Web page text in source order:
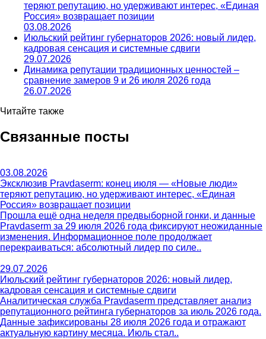
теряют репутацию, но удерживают интерес, «Единая
Россия» возвращает позиции
03.08.2026
Июльский рейтинг губернаторов 2026: новый лидер,
кадровая сенсация и системные сдвиги
29.07.2026
Динамика репутации традиционных ценностей –
сравнение замеров 9 и 26 июля 2026 года
26.07.2026
Читайте также
Связанные посты
03.08.2026
Эксклюзив Pravdaserm: конец июля — «Новые люди»
теряют репутацию, но удерживают интерес, «Единая
Россия» возвращает позиции
Прошла ещё одна неделя предвыборной гонки, и данные
Pravdaserm за 29 июля 2026 года фиксируют неожиданные
изменения. Информационное поле продолжает
перекраиваться: абсолютный лидер по силе..
29.07.2026
Июльский рейтинг губернаторов 2026: новый лидер,
кадровая сенсация и системные сдвиги
Аналитическая служба Pravdaserm представляет анализ
репутационного рейтинга губернаторов за июль 2026 года.
Данные зафиксированы 28 июля 2026 года и отражают
актуальную картину месяца. Июль стал..